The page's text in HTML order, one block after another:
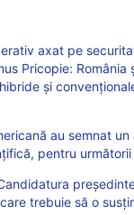
axat pe
Pricopie: România
și
au semnat
pentru
trebuie să o